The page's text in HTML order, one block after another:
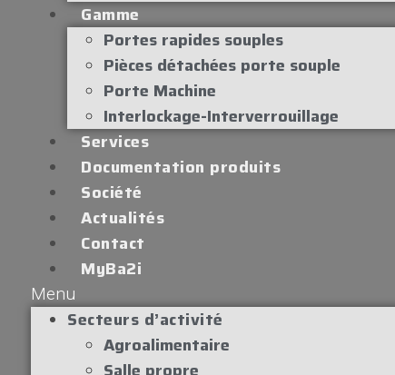
Gamme
Portes rapides souples
Pièces détachées porte souple
Porte Machine
Interlockage-Interverrouillage
Services
Documentation produits
Société
Actualités
Contact
MyBa2i
Menu
Secteurs d’activité
Agroalimentaire